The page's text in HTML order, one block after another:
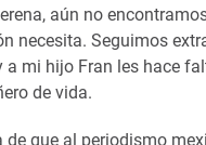
aún no
necesita. Seguimos
a mi hijo Fran les hace
de vida.
de que al periodismo